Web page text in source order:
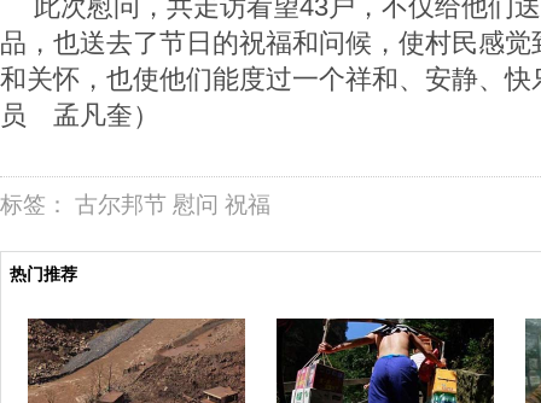
此次慰问，共走访看望43户，不仅给他们
品，也送去了节日的祝福和问候，使村民感
和关怀，也使他们能度过一个祥和、安静、快
员 孟凡奎）
标签： 古尔邦节 慰问 祝福
热门推荐